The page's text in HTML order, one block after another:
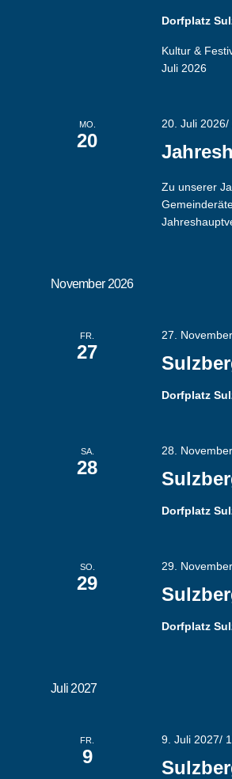
Dorfplatz
Kultur &
Juli 2026
MO.
20
20. Juli 2026/
Zu unserer
November 2026
FR.
27
27.
Dorfplatz
SA.
28
28.
Dorfplatz
SO.
29
29.
Dorfplatz
Juli 2027
FR.
9
9. Juli 2027/